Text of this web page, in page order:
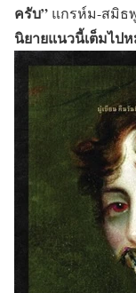
ครับ” แกรห์ม-สมิธ
นิยายแนวนี้เต็มไป